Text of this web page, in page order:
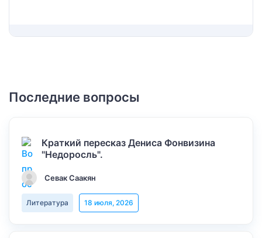
Последние вопросы
Краткий пересказ Дениса Фонвизина
"Недоросль".
Севак Саакян
Литература 18 июля, 2026